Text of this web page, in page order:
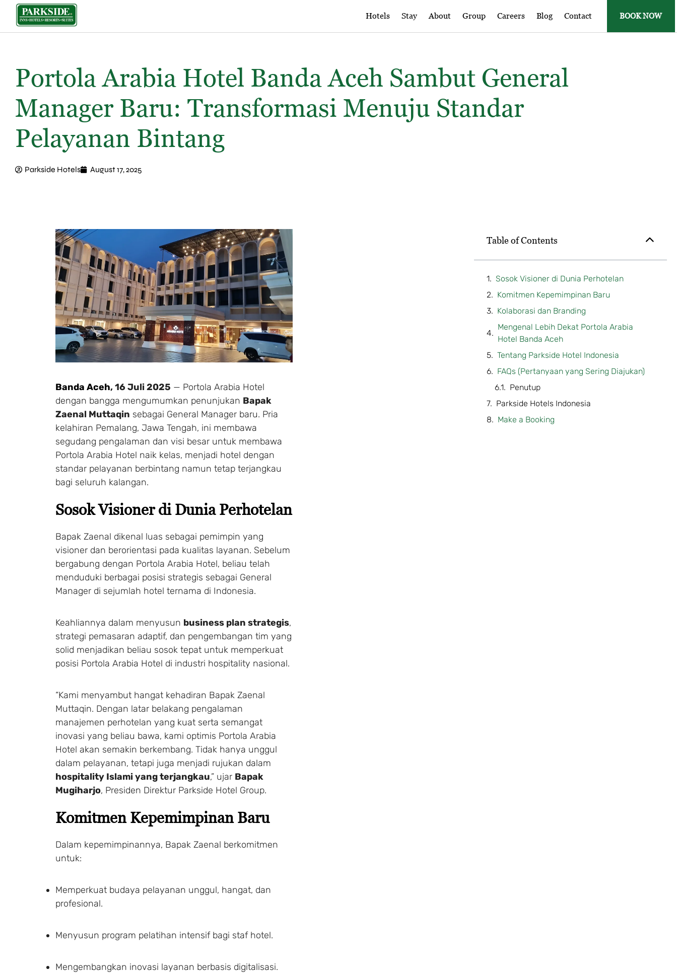
Hotels Stay About Group Careers Blog Contact BOOK NOW
Portola Arabia Hotel Banda Aceh Sambut General
Manager Baru: Transformasi Menuju Standar
Pelayanan Bintang
Parkside Hotels August 17, 2025
Banda Aceh, 16 Juli 2025 — Portola Arabia Hotel
dengan bangga mengumumkan penunjukan Bapak
Zaenal Muttaqin sebagai General Manager baru. Pria
kelahiran Pemalang, Jawa Tengah, ini membawa
segudang pengalaman dan visi besar untuk membawa
Portola Arabia Hotel naik kelas, menjadi hotel dengan
standar pelayanan berbintang namun tetap terjangkau
bagi seluruh kalangan.
Sosok Visioner di Dunia Perhotelan
Bapak Zaenal dikenal luas sebagai pemimpin yang
visioner dan berorientasi pada kualitas layanan. Sebelum
bergabung dengan Portola Arabia Hotel, beliau telah
menduduki berbagai posisi strategis sebagai General
Manager di sejumlah hotel ternama di Indonesia.
Keahliannya dalam menyusun business plan strategis,
strategi pemasaran adaptif, dan pengembangan tim yang
solid menjadikan beliau sosok tepat untuk memperkuat
posisi Portola Arabia Hotel di industri hospitality nasional.
“Kami menyambut hangat kehadiran Bapak Zaenal
Muttaqin. Dengan latar belakang pengalaman
manajemen perhotelan yang kuat serta semangat
inovasi yang beliau bawa, kami optimis Portola Arabia
Hotel akan semakin berkembang. Tidak hanya unggul
dalam pelayanan, tetapi juga menjadi rujukan dalam
hospitality Islami yang terjangkau,” ujar Bapak
Mugiharjo, Presiden Direktur Parkside Hotel Group.
Komitmen Kepemimpinan Baru
Dalam kepemimpinannya, Bapak Zaenal berkomitmen
untuk:
Memperkuat budaya pelayanan unggul, hangat, dan
profesional.
Menyusun program pelatihan intensif bagi staf hotel.
Mengembangkan inovasi layanan berbasis digitalisasi.
Table of Contents
Sosok Visioner di Dunia Perhotelan
Komitmen Kepemimpinan Baru
Kolaborasi dan Branding
Mengenal Lebih Dekat Portola Arabia
Hotel Banda Aceh
Tentang Parkside Hotel Indonesia
FAQs (Pertanyaan yang Sering Diajukan)
Penutup
Parkside Hotels Indonesia
Make a Booking